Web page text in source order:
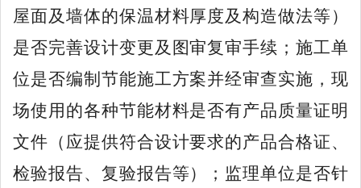
屋面及墙体的保温材料厚度及构造做法等）
是否完善设计变更及图审复审手续；施工单
位是否编制节能施工方案并经审查实施，现
场使用的各种节能材料是否有产品质量证明
文件（应提供符合设计要求的产品合格证、
检验报告、复验报告等）；监理单位是否针